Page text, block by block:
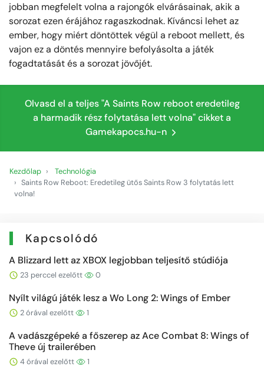
jobban megfelelt volna a rajongók elvárásainak, akik a
sorozat ezen érájához ragaszkodnak. Kíváncsi lehet az
ember, hogy miért döntöttek végül a reboot mellett, és
vajon ez a döntés mennyire befolyásolta a játék
fogadtatását és a sorozat jövőjét.
Olvasd el a teljes "A Saints Row reboot eredetileg
a harmadik rész folytatása lett volna" cikket a
Gamekapocs.hu-n
Kezdőlap
Technológia
Saints Row Reboot: Eredetileg ütős Saints Row 3 folytatás lett
volna!
Kapcsolódó
A Blizzard lett az XBOX legjobban teljesítő stúdiója
23 perccel ezelőtt 0
Nyílt világú játék lesz a Wo Long 2: Wings of Ember
2 órával ezelőtt 1
A vadászgépeké a főszerep az Ace Combat 8: Wings of
Theve új trailerében
4 órával ezelőtt 1